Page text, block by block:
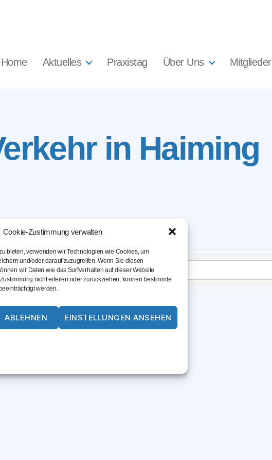
Cookie-Zustimmung verwalten
bieten, verwenden wir Technologien wie Cookies, um
und/oder darauf zuzugreifen. Wenn Sie diesen
wir Daten wie das Surfverhalten auf dieser Website
nicht erteilen oder zurückziehen, können bestimmte
werden.
ABLEHNEN EINSTELLUNGEN ANSEHEN
Home Aktuelles Praxistag Über Uns Mitglieder
in Haiming